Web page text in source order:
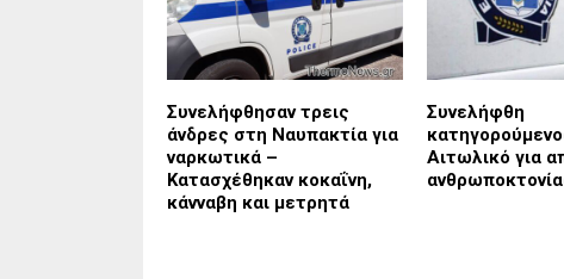
Συνελήφθησαν τρεις
άνδρες στη Ναυπακτία για
ναρκωτικά –
Κατασχέθηκαν κοκαΐνη,
κάνναβη και μετρητά
Συνελήφθη
Αιτωλικό για